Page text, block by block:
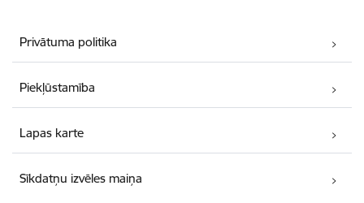
Privātuma politika
Piekļūstamība
Lapas karte
Sīkdatņu izvēles maiņa